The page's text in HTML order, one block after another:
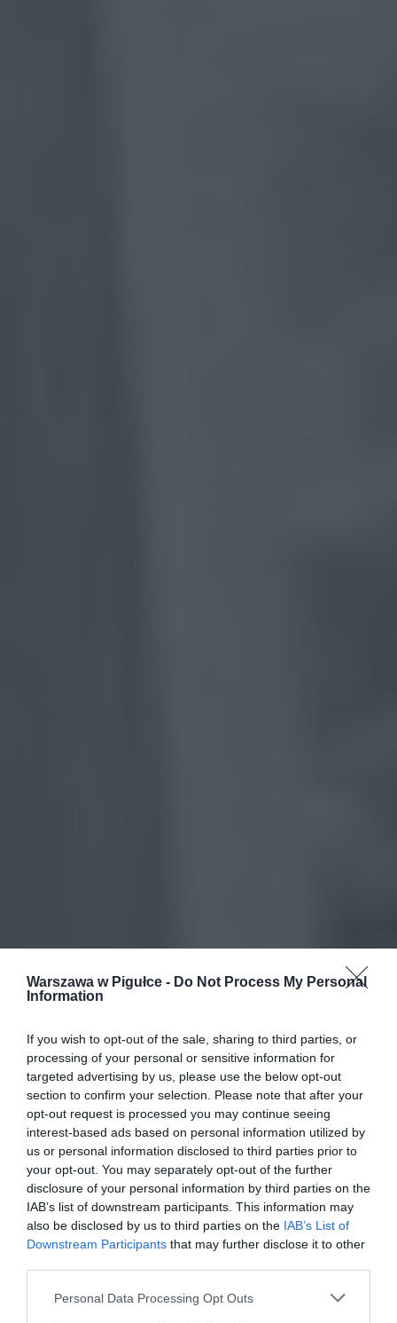
Warszawa w Pigułce - Do Not Process My Personal
Information
If you wish to opt-out of the sale, sharing to third parties, or
processing of your personal or sensitive information for
targeted advertising by us, please use the below opt-out
section to confirm your selection. Please note that after your
opt-out request is processed you may continue seeing
interest-based ads based on personal information utilized by
us or personal information disclosed to third parties prior to
your opt-out. You may separately opt-out of the further
disclosure of your personal information by third parties on the
IAB’s list of downstream participants. This information may
also be disclosed by us to third parties on the IAB’s List of
Downstream Participants that may further disclose it to other
Personal Data Processing Opt Outs